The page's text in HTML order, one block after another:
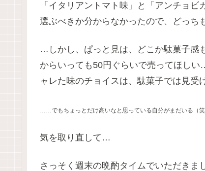
「イタリアントマト味」と「アンチョ
選ぶべきか分からなかったので、どっち
…しかし、ぱっと見は、どこか駄菓子感
からいっても50円ぐらいで売ってほし
ャレた味のチョイスは、駄菓子では見受
……でもちょっとだけ高いなと思っている自分がまだいる（笑
気を取り直して…
さっそく週末の晩酌タイムでいただきま